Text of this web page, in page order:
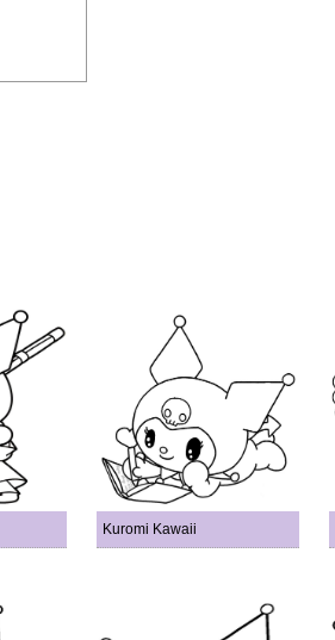
Kuromi Kawaii